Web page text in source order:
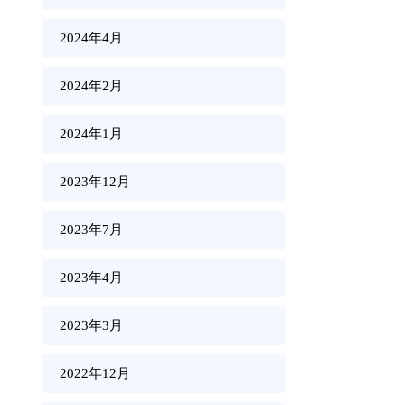
2024年4月
2024年2月
2024年1月
2023年12月
2023年7月
2023年4月
2023年3月
2022年12月